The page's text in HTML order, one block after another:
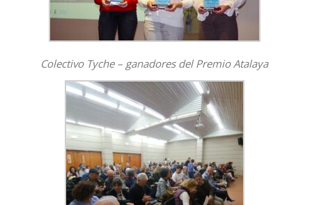
Colectivo Tyche – ganadores del Premio Atalaya